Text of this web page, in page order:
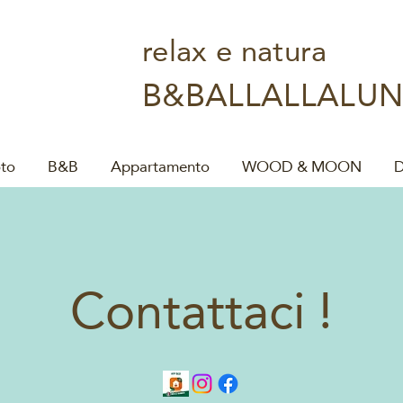
relax e natura
B&B Appartamento WOOD & MOON
Contattaci !